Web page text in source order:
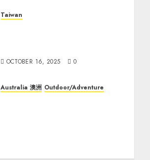
Taiwan
OCTOBER 16, 2025 0
Australia 澳洲 Outdoor/Adventure